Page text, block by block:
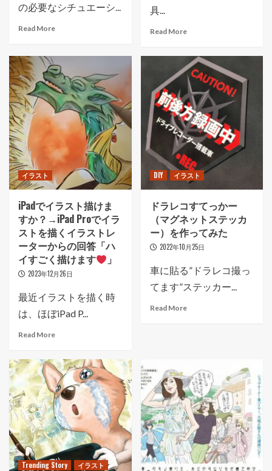
の必要なシチュエーシ...
Read More
具...
Read More
イラスト
iPadでイラスト描けま
すか？→iPad Proでイラ
ストを描くイラストレ
ーターからの回答「ハ
イすごく描けます
」
2023年12月26日
最近イラストを描く時
は、ほぼiPad P...
Read More
DIY イラスト
ドラレコすてっかー
（マグネットステッカ
ー）を作ってみた
2022年10月25日
車に貼る”ドラレコ撮っ
てます”ステッカー...
Read More
Trending Story
イラスト